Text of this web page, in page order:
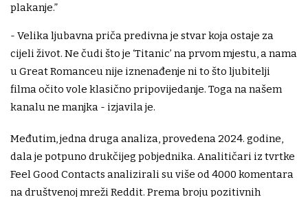
plakanje.”
- Velika ljubavna priča predivna je stvar koja ostaje za
cijeli život. Ne čudi što je ‘Titanic’ na prvom mjestu, a nama
u Great Romanceu nije iznenađenje ni to što ljubitelji
filma očito vole klasično pripovijedanje. Toga na našem
kanalu ne manjka - izjavila je.
Međutim, jedna druga analiza, provedena 2024. godine,
dala je potpuno drukčijeg pobjednika. Analitičari iz tvrtke
Feel Good Contacts analizirali su više od 4000 komentara
na društvenoj mreži Reddit. Prema broju pozitivnih